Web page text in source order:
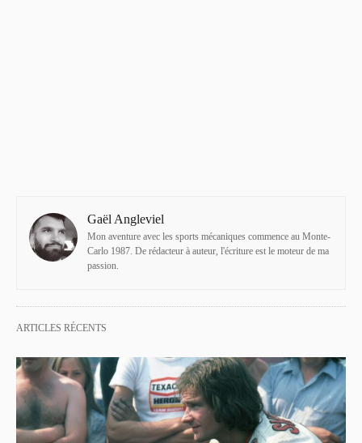
Gaël Angleviel
Mon aventure avec les sports mécaniques commence au Monte-
Carlo 1987. De rédacteur à auteur, l'écriture est le moteur de ma
passion.
ARTICLES RÉCENTS